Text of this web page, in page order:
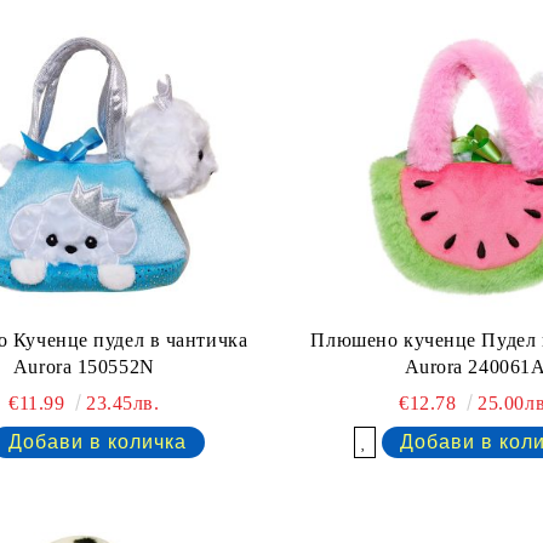
пудел в чантичка
Aurora 150552N
€11.99
23.45лв.
Плюшено кученце Пудел
Aurora
€12.78